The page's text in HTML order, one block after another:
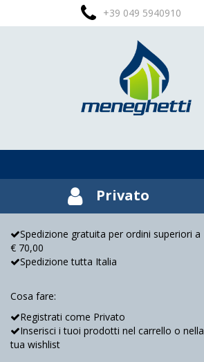
+39 049 5940910
Privato
Spedizione gratuita per ordini superiori a
€ 70,00
Spedizione tutta Italia
Cosa fare:
Registrati come Privato
Inserisci i tuoi prodotti nel carrello o nella
tua wishlist